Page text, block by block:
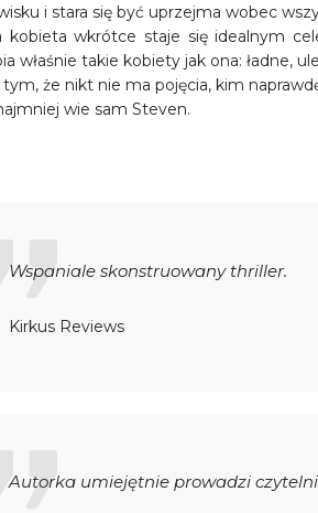
i stara się być uprzejma wobec
kobieta wkrótce staje się idealnym
właśnie takie kobiety jak ona: ładne,
tym, że nikt nie ma pojęcia, kim
wie sam Steven.
Wspaniale skonstruowany thriller.
Kirkus Reviews
Autorka umiejętnie prowadzi